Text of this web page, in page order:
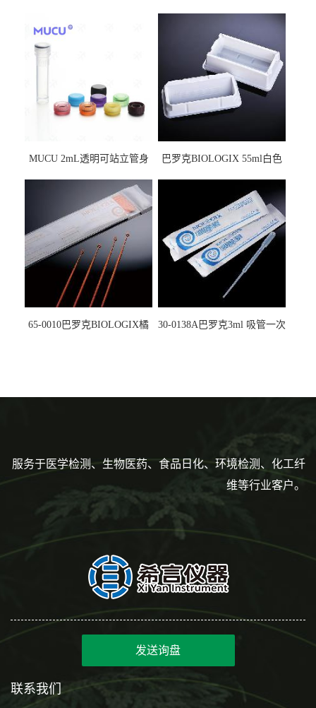
MUCU 2mL透明可站立管身
巴罗克BIOLOGIX 55ml白色
马射线灭菌25-0051
65-0010巴罗克BIOLOGIX橘
30-0138A巴罗克3ml 吸管一次
服务于医学检测、生物医药、食品日化、环境检测、化工纤
维等行业客户。
发送询盘
联系我们